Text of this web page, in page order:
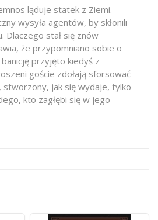
ląduje statek z Ziemi.
wysyła agentów, by skłonili
Dlaczego stał się znów
że przypomniano sobie o
przyjęto kiedyś z
goście zdołają sforsować
stworzony, jak się wydaje, tylko
kto zagłębi się w jego